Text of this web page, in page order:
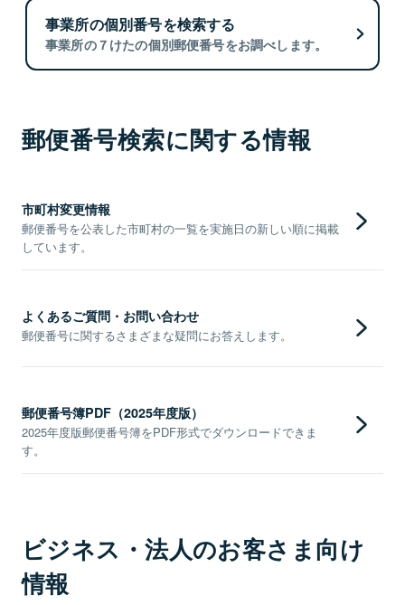
事業所の個別番号を検索する
事業所の７けたの個別郵便番号をお調べします。
郵便番号検索に関する情報
市町村変更情報
郵便番号を公表した市町村の一覧を実施日の新しい順に掲載
しています。
よくあるご質問・お問い合わせ
郵便番号に関するさまざまな疑問にお答えします。
郵便番号簿PDF（2025年度版）
2025年度版郵便番号簿をPDF形式でダウンロードできま
す。
ビジネス・法人のお客さま向け
情報